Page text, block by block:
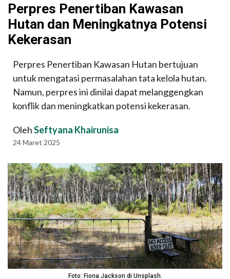
Perpres Penertiban Kawasan
Hutan dan Meningkatnya Potensi
Kekerasan
Perpres Penertiban Kawasan Hutan bertujuan
untuk mengatasi permasalahan tata kelola hutan.
Namun, perpres ini dinilai dapat melanggengkan
konflik dan meningkatkan potensi kekerasan.
OlehSeftyana Khairunisa
24 Maret 2025
Foto: Fiona Jackson di Unsplash.